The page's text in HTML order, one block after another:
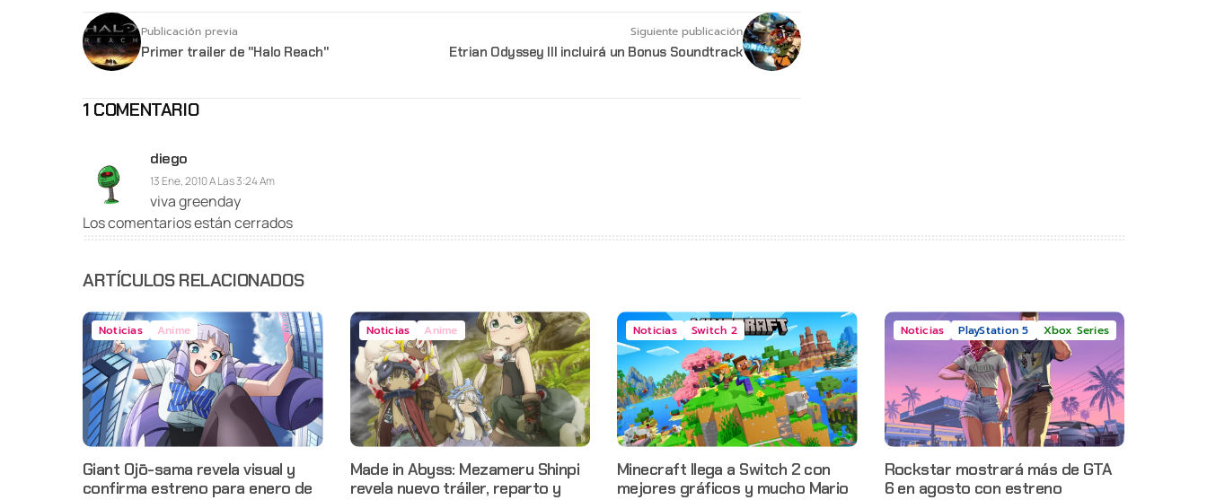
Publicación previa
Primer trailer de "Halo Reach"
Siguiente publicación
Etrian Odyssey III incluirá un Bonus Soundtrack
1 COMENTARIO
diego
13 Ene, 2010 A Las 3:24 Am
viva greenday
Los comentarios están cerrados
ARTÍCULOS RELACIONADOS
Noticias Anime
Giant Ojō-sama revela visual y
confirma estreno para enero de
Noticias Anime
Made in Abyss: Mezameru Shinpi
revela nuevo tráiler, reparto y
Noticias Switch 2
Minecraft llega a Switch 2 con
mejores gráficos y mucho Mario
Noticias PlayStation 5 Xbox Series
Rockstar mostrará más de GTA
6 en agosto con estreno